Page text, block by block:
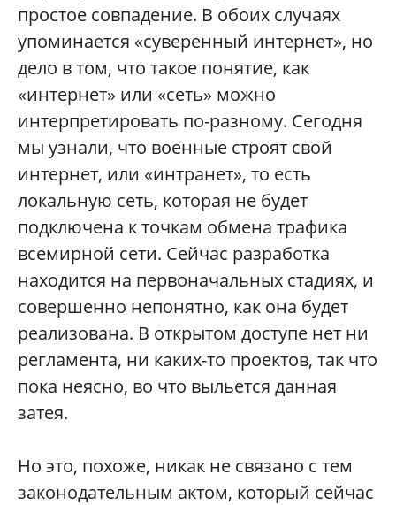
простое совпадение. В обоих случаях
упоминается «суверенный интернет», но
дело в том, что такое понятие, как
«интернет» или «сеть» можно
интерпретировать по-разному. Сегодня
мы узнали, что военные строят свой
интернет, или «интранет», то есть
локальную сеть, которая не будет
подключена к точкам обмена трафика
всемирной сети. Сейчас разработка
находится на первоначальных стадиях, и
совершенно непонятно, как она будет
реализована. В открытом доступе нет ни
регламента, ни каких-то проектов, так что
пока неясно, во что выльется данная
затея.
Но это, похоже, никак не связано с тем
законодательным актом, который сейчас